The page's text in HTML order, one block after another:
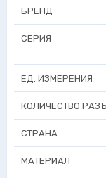
БРЕНД
СЕРИЯ
ЕД. ИЗМЕРЕНИЯ
КОЛИЧЕСТВО
СТРАНА
МАТЕРИАЛ